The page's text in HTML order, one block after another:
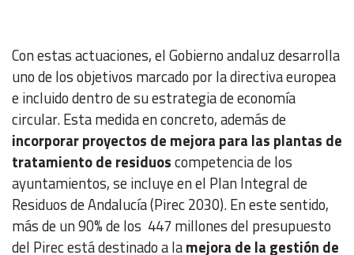
Con estas actuaciones, el Gobierno andaluz desarrolla
uno de los objetivos marcado por la directiva europea
e incluido dentro de su estrategia de economía
circular. Esta medida en concreto, además de
incorporar proyectos de mejora para las plantas de
tratamiento de residuoscompetencia de los
ayuntamientos, se incluye en el Plan Integral de
Residuos de Andalucía (Pirec 2030). En este sentido,
más de un 90% de los 447 millones del presupuesto
del Pirec está destinado a lamejora de la gestión de